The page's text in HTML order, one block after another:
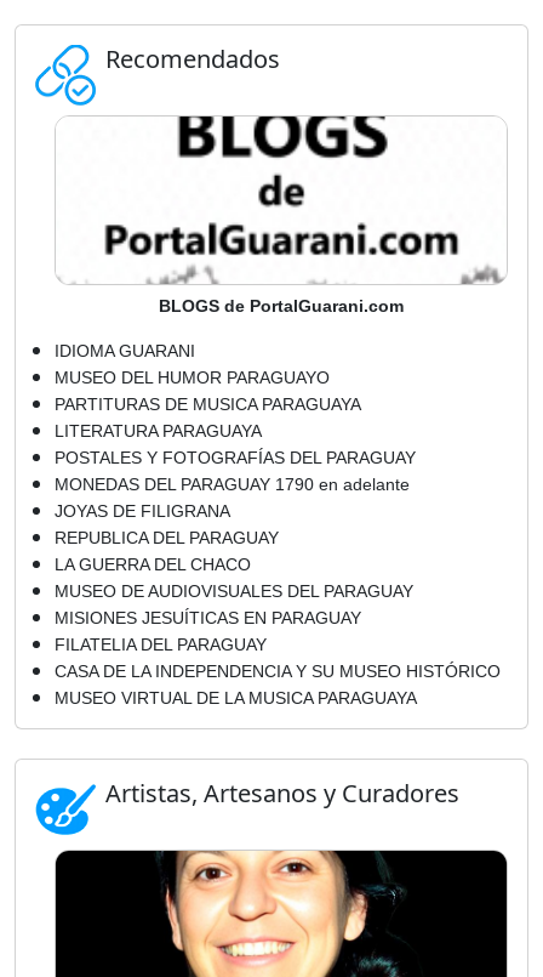
Recomendados
BLOGS de PortalGuarani.com
IDIOMA GUARANI
MUSEO DEL HUMOR PARAGUAYO
PARTITURAS DE MUSICA PARAGUAYA
LITERATURA PARAGUAYA
POSTALES Y FOTOGRAFÍAS DEL PARAGUAY
MONEDAS DEL PARAGUAY 1790 en adelante
JOYAS DE FILIGRANA
REPUBLICA DEL PARAGUAY
LA GUERRA DEL CHACO
MUSEO DE AUDIOVISUALES DEL PARAGUAY
MISIONES JESUÍTICAS EN PARAGUAY
FILATELIA DEL PARAGUAY
CASA DE LA INDEPENDENCIA Y SU MUSEO HISTÓRICO
MUSEO VIRTUAL DE LA MUSICA PARAGUAYA
Artistas, Artesanos y Curadores